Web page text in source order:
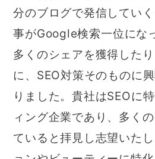
分のブログで発信してい
事がGoogle検索一位にな
多くのシェアを獲得した
に、SEO対策そのものに
りました。貴社はSEOに
ィング企業であり、多く
ていると拝見し志望いた